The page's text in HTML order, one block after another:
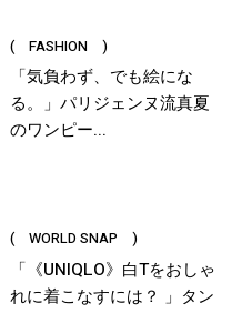
( FASHION )
「気負わず、でも絵にな
る。」パリジェンヌ流真夏
のワンピー...
( WORLD SNAP )
「《UNIQLO》白Tをおしゃ
れに着こなすには？ 」タン